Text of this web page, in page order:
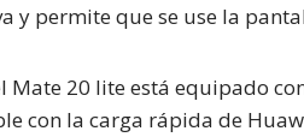
y permite que se use la
Mate 20 lite está equipado
con la carga rápida de